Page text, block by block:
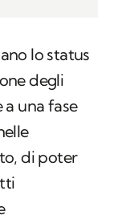
lo status
degli
una fase
di poter